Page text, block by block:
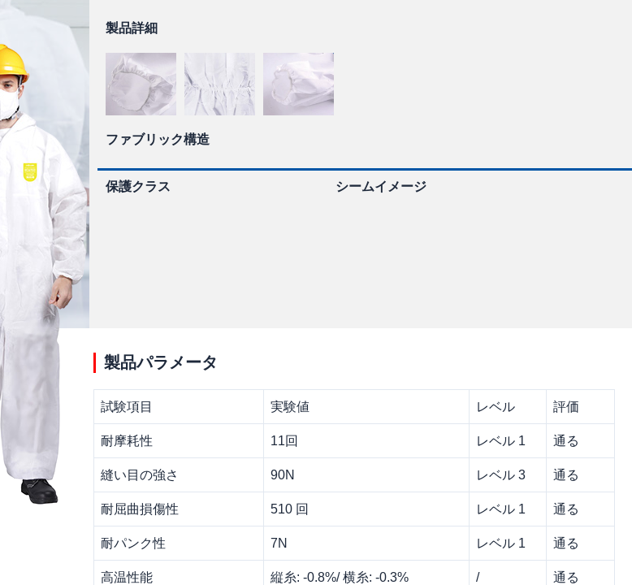
製品詳細
ファブリック構造
保護クラス シームイメージ
製品パラメータ
試験項目 実験値 レベル 評価
耐摩耗性 11回 レベル 1 通る
縫い目の強さ 90N レベル 3 通る
耐屈曲損傷性 510 回 レベル 1 通る
耐パンク性 7N レベル 1 通る
高温性能 縦糸: -0.8%/ 横糸: -0.3% / 通る